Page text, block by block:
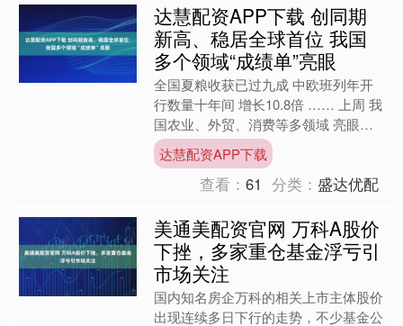
达慧配资APP下载 创同期
新高、稳居全球首位 我国
多个领域“成绩单”亮眼
全国夏粮收获已过九成 中欧班列年开
行数量十年间 增长10.8倍 …… 上周 我
国农业、外贸、消费等多领域 亮眼数
据不断 一个个跃动的数字 彰显我国经
济社会发展的....
达慧配资APP下载
查看：61 分类：盛达优配
美通美配资官网 万科A股价
下挫，多家重仓基金浮亏引
市场关注
国内知名房企万科的相关上市主体股价
出现连续多日下行的走势，不少基金公